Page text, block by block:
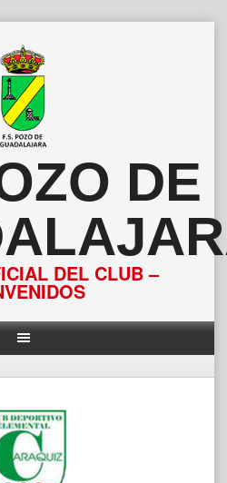
DE
DEL CLUB –